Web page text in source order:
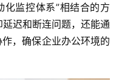
化监控体系”相结合的方
迟和断连问题，还能通
，确保企业办公环境的